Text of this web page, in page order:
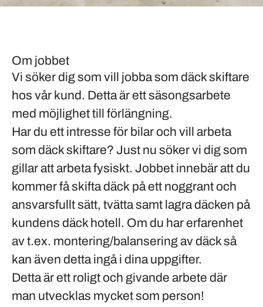
Om jobbet
Vi söker dig som vill jobba som däck skiftare
hos vår kund. Detta är ett säsongsarbete
med möjlighet till förlängning.
Har du ett intresse för bilar och vill arbeta
som däck skiftare? Just nu söker vi dig som
gillar att arbetafysiskt. Jobbet innebär att du
kommer fåskifta däck på ett noggrantoch
ansvarsfulltsätt, tvätta samt lagra däcken på
kundens däck hotell . Om du har erfarenhet
av t.ex. montering/balansering av däck så
kan även detta ingå i dina uppgifter.
Detta är ett roligt och givande arbete där
man utvecklas mycket som person!